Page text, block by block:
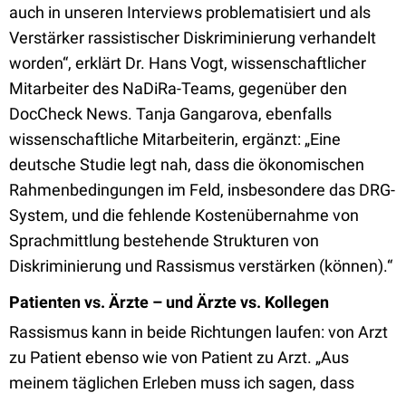
auch in unseren Interviews problematisiert und als
Verstärker rassistischer Diskriminierung verhandelt
worden“, erklärt Dr. Hans Vogt, wissenschaftlicher
Mitarbeiter des NaDiRa-Teams, gegenüber den
DocCheck News. Tanja Gangarova, ebenfalls
wissenschaftliche Mitarbeiterin, ergänzt: „Eine
deutsche Studie legt nah, dass die ökonomischen
Rahmenbedingungen im Feld, insbesondere das DRG-
System, und die fehlende Kostenübernahme von
Sprachmittlung bestehende Strukturen von
Diskriminierung und Rassismus verstärken (können).“
Patienten vs. Ärzte – und Ärzte vs. Kollegen
Rassismus kann in beide Richtungen laufen: von Arzt
zu Patient ebenso wie von Patient zu Arzt. „Aus
meinem täglichen Erleben muss ich sagen, dass